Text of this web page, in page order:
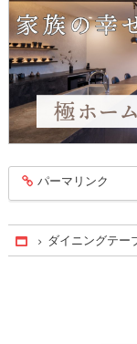
entry605
パーマリンク
Home
ダイニングテー